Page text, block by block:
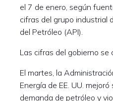
el 7 de enero, según
cifras del grupo industrial
del Petróleo (API).
Las cifras del gobierno se
El martes, la
Energía de EE. UU.
demanda de petróleo y